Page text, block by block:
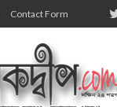
Contact Form